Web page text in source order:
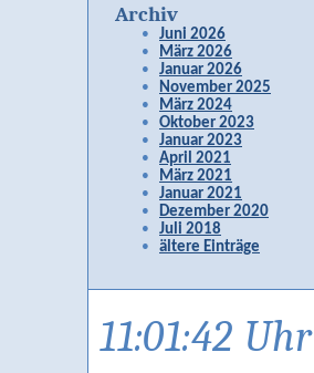
Archiv
Juni 2026
März 2026
Januar 2026
November 2025
März 2024
Oktober 2023
Januar 2023
April 2021
März 2021
Januar 2021
Dezember 2020
Juli 2018
ältere Einträge
11:01:42 Uhr